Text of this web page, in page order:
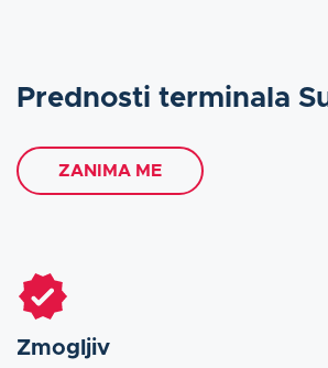
Prednosti terminala
ZANIMA ME
Zmogljiv